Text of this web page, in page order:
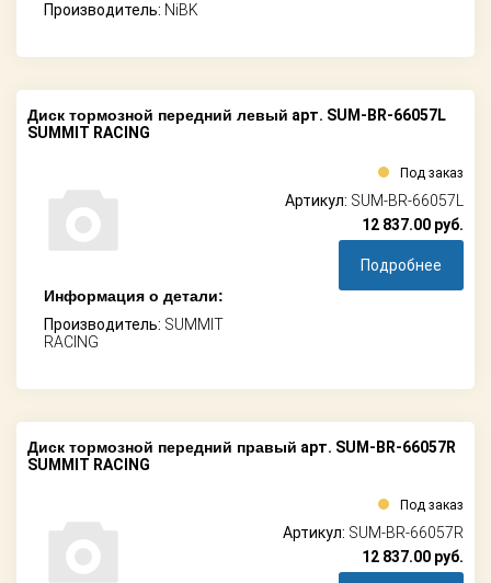
Производитель: NiBK
Диск тормозной передний левый арт. SUM-BR-66057L
SUMMIT RACING
Информация о детали:
Производитель: SUMMIT
RACING
Под заказ
Артикул: SUM-BR-66057L
12 837.00 руб.
Подробнее
Диск тормозной передний правый арт. SUM-BR-66057R
SUMMIT RACING
Под заказ
Артикул: SUM-BR-66057R
12 837.00 руб.